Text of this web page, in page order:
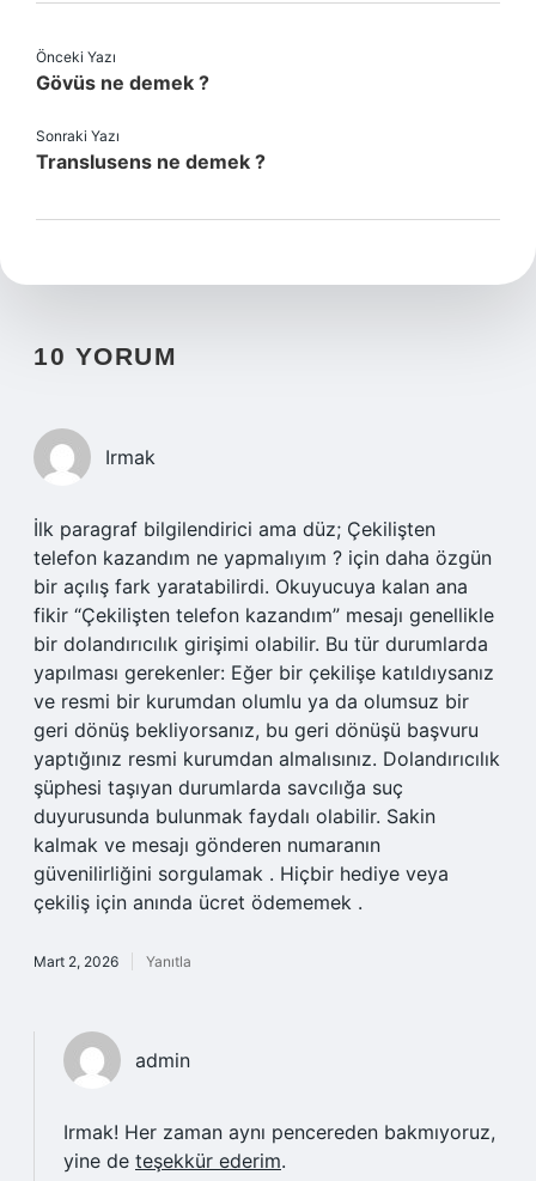
Önceki Yazı
Gövüs ne demek ?
Sonraki Yazı
Translusens ne demek ?
10 YORUM
Irmak
İlk paragraf bilgilendirici ama düz; Çekilişten
telefon kazandım ne yapmalıyım ? için daha özgün
bir açılış fark yaratabilirdi. Okuyucuya kalan ana
fikir “Çekilişten telefon kazandım” mesajı genellikle
bir dolandırıcılık girişimi olabilir. Bu tür durumlarda
yapılması gerekenler: Eğer bir çekilişe katıldıysanız
ve resmi bir kurumdan olumlu ya da olumsuz bir
geri dönüş bekliyorsanız, bu geri dönüşü başvuru
yaptığınız resmi kurumdan almalısınız. Dolandırıcılık
şüphesi taşıyan durumlarda savcılığa suç
duyurusunda bulunmak faydalı olabilir. Sakin
kalmak ve mesajı gönderen numaranın
güvenilirliğini sorgulamak . Hiçbir hediye veya
çekiliş için anında ücret ödememek .
Mart 2, 2026 Yanıtla
admin
Irmak! Her zaman aynı pencereden bakmıyoruz,
yine de teşekkür ederim.